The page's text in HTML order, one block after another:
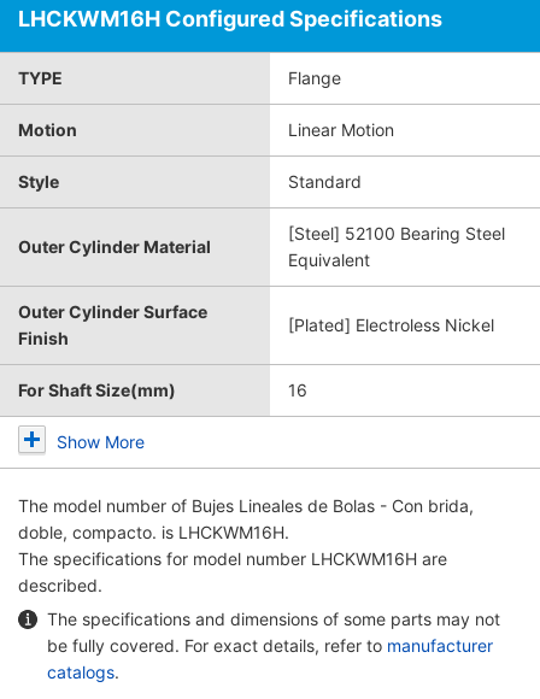
LHCKWM16H Configured Specifications
TYPE Flange
Motion Linear Motion
Style Standard
Outer Cylinder Material
[Steel] 52100 Bearing Steel
Equivalent
Outer Cylinder Surface
Finish
[Plated] Electroless Nickel
For Shaft Size(mm) 16
Show More
The model number of Bujes Lineales de Bolas - Con brida,
doble, compacto. is LHCKWM16H.
The specifications for model number LHCKWM16H are
described.
The specifications and dimensions of some parts may not
be fully covered. For exact details, refer to manufacturer
catalogs.